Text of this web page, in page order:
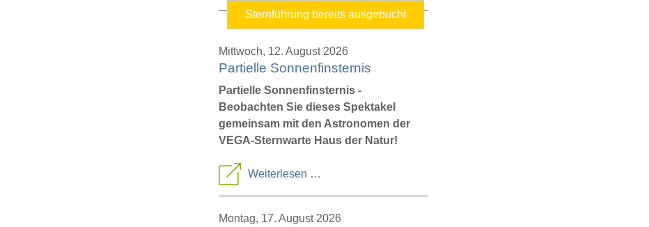
Sternführung bereits ausgebuchtFerienprogramm
-
Mittwoch, 12. August 2026
Partielle Sonnenfinsternis
Partielle Sonnenfinsternis -
Beobachten Sie dieses Spektakel
gemeinsam mit den Astronomen der
VEGA-Sternwarte Haus der Natur!
Weiterlesen …
Sonnenfinsternis
Montag, 17. August 2026